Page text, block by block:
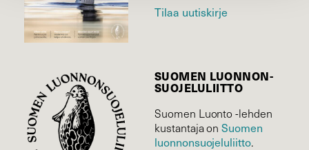
Tilaa uutiskirje
SUOMEN LUONNON­
SUOJELU­LIITTO
Suomen Luonto -lehden
kustantaja onSuomen
luonnonsuojelu­liitto.